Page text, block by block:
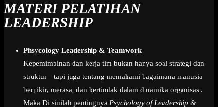
MATERI PELATIHAN
LEADERSHIP
Phsycology Leadership & Teamwork
Kepemimpinan dan kerja tim bukan hanya soal strategi dan
struktur—tapi juga tentang memahami bagaimana manusia
berpikir, merasa, dan bertindak dalam dinamika organisasi.
Maka Di sinilah pentingnya Psychology of Leadership &